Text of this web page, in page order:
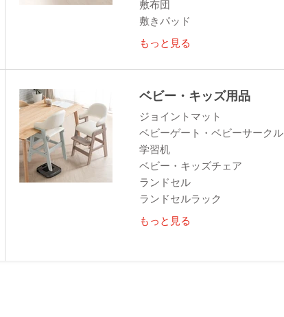
敷布団
敷きパッド
もっと見る
ベビー・キッズ用品
ジョイントマット
ベビーゲート・ベビーサークル
学習机
ベビー・キッズチェア
ランドセル
ランドセルラック
もっと見る